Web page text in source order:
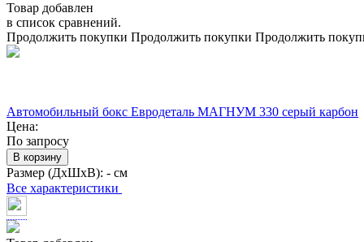
Товар добавлен
в список сравнений.
Продолжить покупки Продолжить покупки Продолжить
Автомобильный бокс Евродеталь МАГНУМ 330 серый карбон
Цена:
По запросу
В корзину
Размер (ДхШхВ): - см
Все характеристики